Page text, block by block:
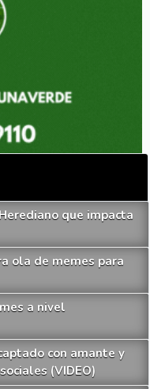
que impacta
ola de memes para
a nivel
con amante y
(VIDEO)